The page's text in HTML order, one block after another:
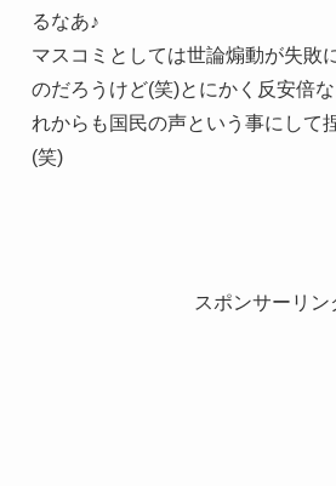
るなあ♪
マスコミとしては世論煽動が失敗
のだろうけど(笑)とにかく反安倍
れからも国民の声という事にして
(笑)
スポンサーリン